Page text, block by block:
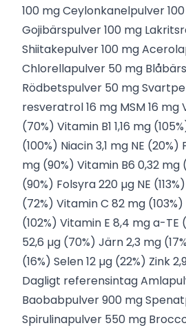
100 mg Ceylonkanelpulver
Gojibärspulver 100 mg
Shiitakepulver 100 mg
Chlorellapulver 50 mg
Rödbetspulver 50 mg
resveratrol 16 mg MSM 16 mg
(70%) Vitamin B1 1,16 mg
(100%) Niacin 3,1 mg NE
mg (90%) Vitamin B6 0,32 mg
(90%) Folsyra 220 µg NE
(72%) Vitamin C 82 mg
(102%) Vitamin E 8,4 mg a-TE
52,6 µg (70%) Järn 2,3 mg
(16%) Selen 12 µg (22%) Zink
Dagligt referensintag
Baobabpulver 900 mg
Spirulinapulver 550 mg